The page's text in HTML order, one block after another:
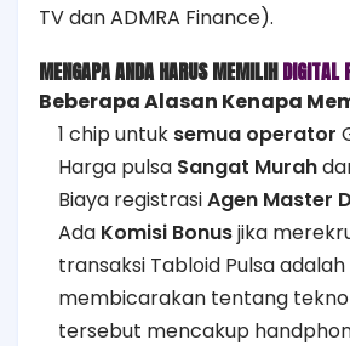
TV dan ADMRA Finance).
MENGAPA ANDA HARUS MEMILIHDIGITAL
Beberapa Alasan Kenapa
1 chip untuk semua operator
Harga pulsa Sangat Murah
Biaya registrasiAgen Master
Ada Komisi Bonusjika
transaksi Tabloid Pulsa
membicarakan tentang
tersebut mencakup